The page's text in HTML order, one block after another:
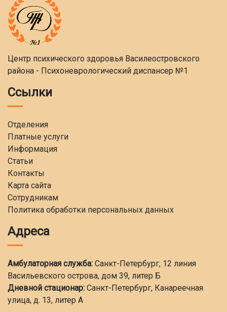
Центр психического здоровья Василеостровского
района - Психоневрологический диспансер №1
Ссылки
Отделения
Платные услуги
Информация
Статьи
Контакты
Карта сайта
Сотрудникам
Политика обработки персональных данных
Адреса
Амбулаторная служба: Санкт-Петербург, 12 линия
Васильевского острова, дом 39, литер Б
Дневной стационар: Санкт-Петербург, Канареечная
улица, д. 13, литер А